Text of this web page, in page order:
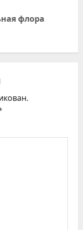
флора